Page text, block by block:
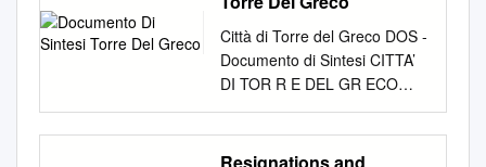
Città di Torre del Greco DOS -
Documento di Sintesi CITTA’
DI TOR R E DEL GR ECO
PROVINCIA DI NAPOLI 4 A -
AMBIENTE TERTERRITORIO
R ITOR IO E